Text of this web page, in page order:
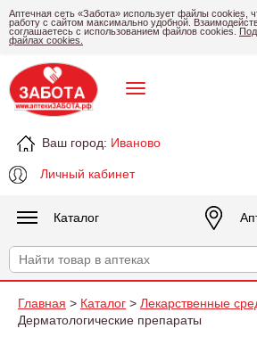
Аптечная сеть «Забота» использует файлы cookies,
работу с сайтом максимально удобной.
соглашаетесь с использованием файлов cookies.
файлах cookies.
Ваш город: Иваново
Личный кабинет
Каталог
Главная > Каталог > Лекарственные
Дерматологические препараты